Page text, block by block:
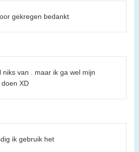
gekregen bedankt
niks van . maar ik ga wel mijn
XD
ik gebruik het